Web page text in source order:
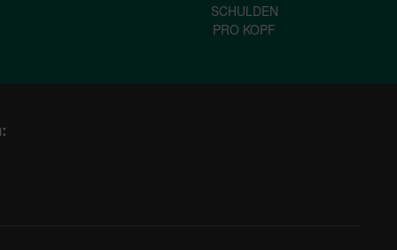
SCHULDEN
PRO KOPF